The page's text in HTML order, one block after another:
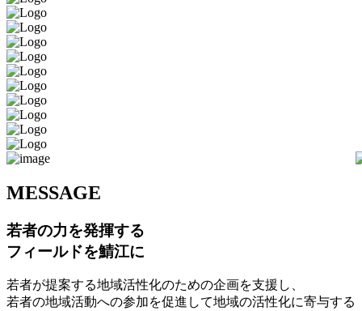
MESSAGE
若者の力を発揮する
フィールドを鯖江に
若者が提案する地域活性化のための企画を支援し、
若者の地域活動への参加を促進して地域の活性化に寄与する